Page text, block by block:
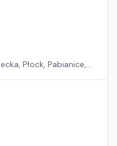
Płock, Pabianice,